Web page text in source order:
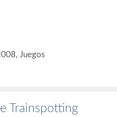
, Juegos
Trainspotting